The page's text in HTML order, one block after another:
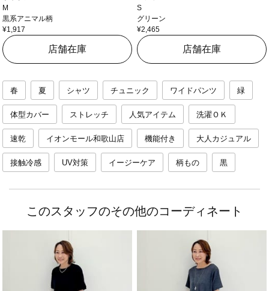
M
黒系アニマル柄
¥1,917
店舗在庫
S
グリーン
¥2,465
店舗在庫
春 夏 シャツ チュニック ワイドパンツ 緑
体型カバー ストレッチ 人気アイテム 洗濯ＯＫ
速乾 イオンモール和歌山店 機能付き 大人カジュアル
接触冷感 UV対策 イージーケア 柄もの 黒
このスタッフのその他のコーディネート